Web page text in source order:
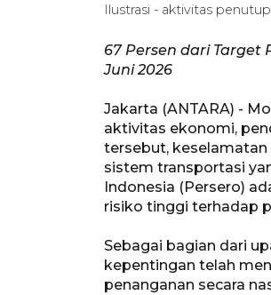
Ilustrasi - aktivitas
67 Persen dari Target
Juni 2026
Jakarta (ANTARA) -
aktivitas ekonomi,
tersebut,
sistem transportasi
Indonesia (Persero)
risiko tinggi terhadap
Sebagai bagian dari
kepentingan telah
penanganan secara